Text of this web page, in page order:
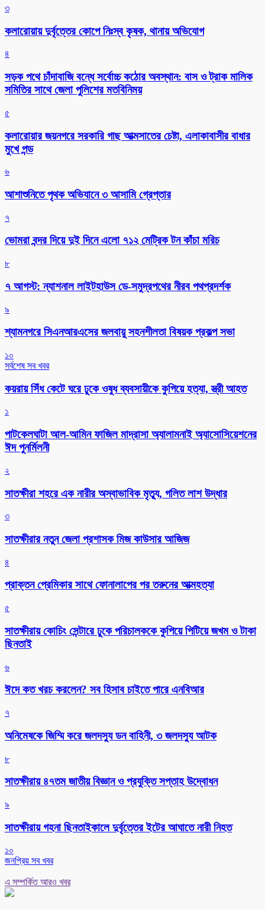
৩
কলারোয়ায় দুর্বৃত্তের কোপে নিঃস্ব কৃষক, থানায় অভিযোগ
৪
সড়ক পথে চাঁদাবাজি বন্ধে সর্বোচ্চ কঠোর অবস্থান: বাস ও ট্রাক মালিক
সমিতির সাথে জেলা পুলিশের মতবিনিময়
৫
কলারোয়ার জয়নগরে সরকারি গাছ আত্মসাতের চেষ্টা, এলাকাবাসীর বাধার
মুখে পন্ড
৬
আশাশুনিতে পৃথক অভিযানে ৩ আসামি গ্রেপ্তার
৭
ভোমরা বন্দর দিয়ে দুই দিনে এলো ৭১২ মেট্রিক টন কাঁচা মরিচ
৮
৭ আগস্ট: ন্যাশনাল লাইটহাউস ডে-সমুদ্রপথের নীরব পথপ্রদর্শক
৯
শ্যামনগরে সিএনআরএসের জলবায়ু সহনশীলতা বিষয়ক প্রকল্প সভা
১০
সর্বশেষ সব খবর
কয়রায় সিঁধ কেটে ঘরে ঢুকে ওষুধ ব্যবসায়ীকে কুপিয়ে হত্যা, স্ত্রী আহত
১
পাটকেলঘাটা আল-আমিন ফাজিল মাদ্রাসা অ্যালামনাই অ্যাসোসিয়েশনের
ঈদ পুনর্মিলনী
২
সাতক্ষীরা শহরে এক নারীর অস্বাভাবিক মৃত্যু, গলিত লাশ উদ্ধার
৩
সাতক্ষীরার নতুন জেলা প্রশাসক মিজ কাউসার আজিজ
৪
প্রাক্তন প্রেমিকার সাথে ফোনালাপের পর তরুনের আত্মহত্যা
৫
সাতক্ষীরায় কোচিং সেন্টারে ঢুকে পরিচালককে কুপিয়ে পিটিয়ে জখম ও টাকা
ছিনতাই
৬
ঈদে কত খরচ করলেন? সব হিসাব চাইতে পারে এনবিআর
৭
অনিমেষকে জিম্মি করে জলদস্যু ডন বাহিনী, ৩ জলদস্যু আটক
৮
সাতক্ষীরায় ৪৭তম জাতীয় বিজ্ঞান ও প্রযুক্তি সপ্তাহ উদ্বোধন
৯
সাতক্ষীরায় গহনা ছিনতাইকালে দুর্বৃত্তের ইটের আঘাতে নারী নিহত
১০
জনপ্রিয় সব খবর
এ সম্পর্কিত আরও খবর